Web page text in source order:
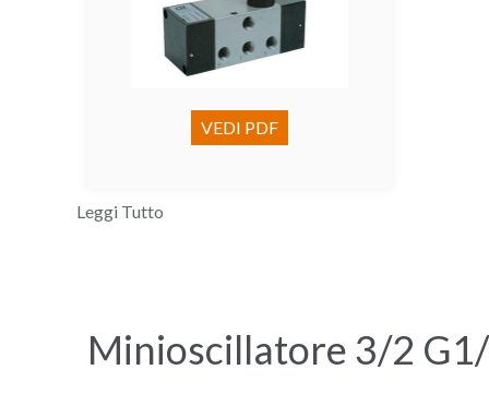
VEDI PDF
Leggi Tutto
Minioscillatore 3/2